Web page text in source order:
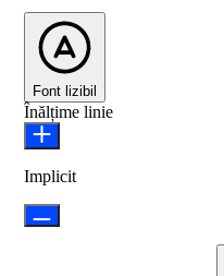
Font lizibil
Înălțime linie
Implicit